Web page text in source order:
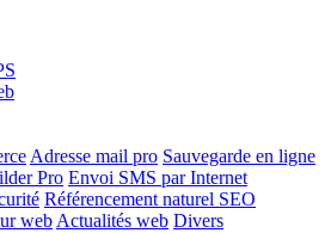
Adresse mail pro Sauvegarde en ligne
Pro Envoi SMS par Internet
Référencement naturel SEO
web Actualités web Divers